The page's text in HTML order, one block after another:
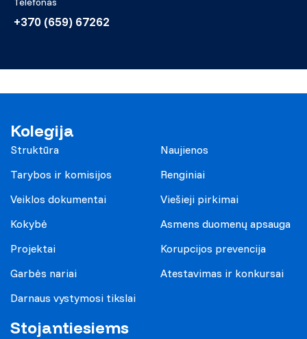
+370 (659) 67262
Kolegija
Struktūra
Tarybos ir komisijos
Veiklos dokumentai
Kokybė
Projektai
Garbės nariai
Darnaus vystymosi tikslai
Naujienos
Renginiai
Viešieji pirkimai
Asmens duomenų apsauga
Korupcijos prevencija
Atestavimas ir konkursai
Stojantiesiems